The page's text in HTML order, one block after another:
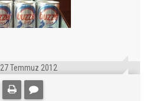
27 Temmuz 2012